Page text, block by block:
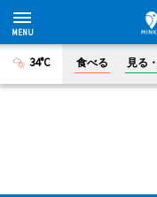
34°C 食べる 見る